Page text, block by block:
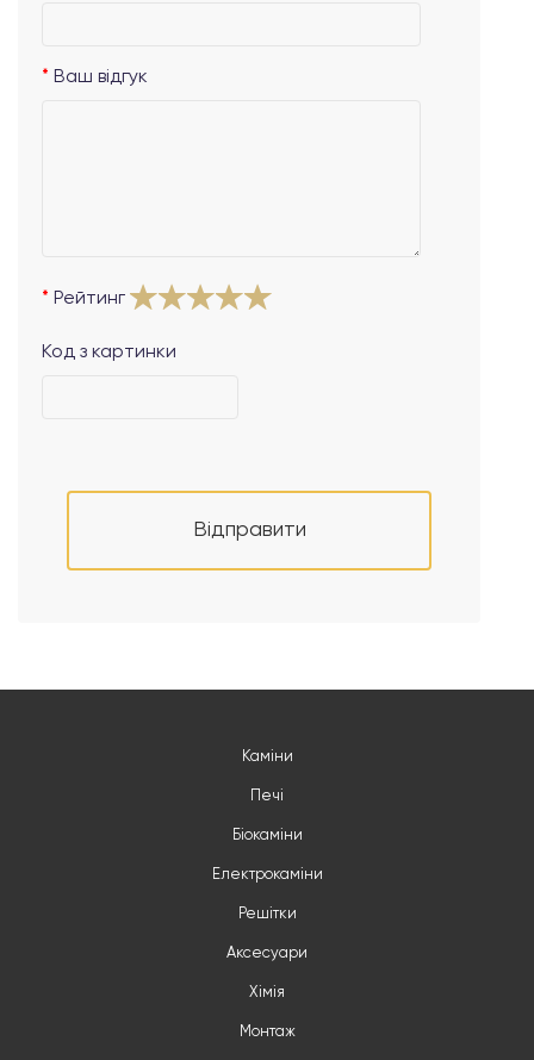
Ваш відгук
Рейтинг
Код з картинки
Відправити
Каміни
Печі
Біокаміни
Електрокаміни
Решітки
Аксесуари
Хімія
Монтаж